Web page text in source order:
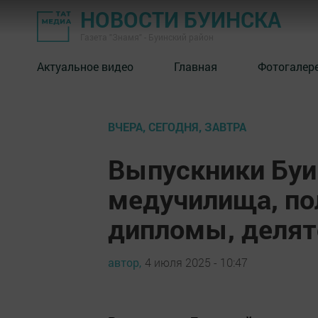
НОВОСТИ БУИНСКА
Актуальное видео Главная
ВЧЕРА, СЕГОДНЯ, ЗАВТРА
Выпускники
медучилища,
дипломы,
автор, 4 июля 2025 - 10:47